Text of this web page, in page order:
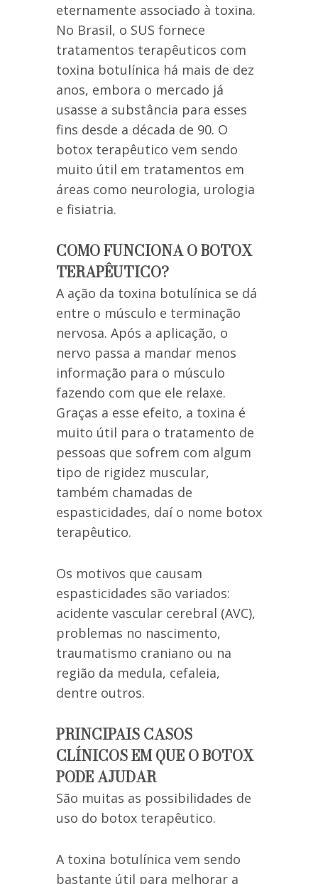
eternamente associado à toxina.
No Brasil, o SUS fornece
tratamentos terapêuticos com
toxina botulínica há mais de dez
anos, embora o mercado já
usasse a substância para esses
fins desde a década de 90. O
botox terapêutico vem sendo
muito útil em tratamentos em
áreas como neurologia, urologia
e fisiatria.
COMO FUNCIONA O BOTOX
TERAPÊUTICO?
A ação da toxina botulínica se dá
entre o músculo e terminação
nervosa. Após a aplicação, o
nervo passa a mandar menos
informação para o músculo
fazendo com que ele relaxe.
Graças a esse efeito, a toxina é
muito útil para o tratamento de
pessoas que sofrem com algum
tipo de rigidez muscular,
também chamadas de
espasticidades, daí o nome botox
terapêutico.
Os motivos que causam
espasticidades são variados:
acidente vascular cerebral (AVC),
problemas no nascimento,
traumatismo craniano ou na
região da medula, cefaleia,
dentre outros.
PRINCIPAIS CASOS
CLÍNICOS EM QUE O BOTOX
PODE AJUDAR
São muitas as possibilidades de
uso do botox terapêutico.
A toxina botulínica vem sendo
bastante útil para melhorar a